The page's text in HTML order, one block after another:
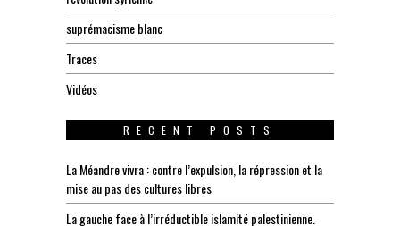
suprémacisme blanc
Traces
Vidéos
RECENT POSTS
La Méandre vivra : contre l’expulsion, la répression et la
mise au pas des cultures libres
La gauche face à l’irréductible islamité palestinienne.